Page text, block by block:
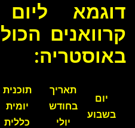
דוגמא
קרוואנים
באוסטריה:
יום
בשבוע
תאריך
בחודש
יולי
תוכנית
יומית
כללית